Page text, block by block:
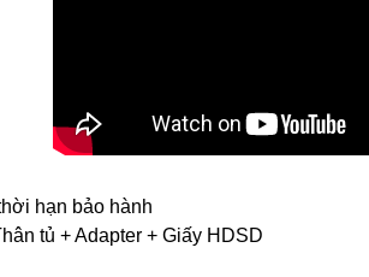
hạn bảo hành
tủ + Adapter + Giấy HDSD